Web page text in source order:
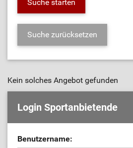
Kein solches Angebot gefunden
Login Sportanbietende
Benutzername: